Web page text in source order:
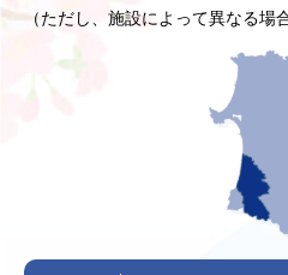
（ただし、施設によって異なる場